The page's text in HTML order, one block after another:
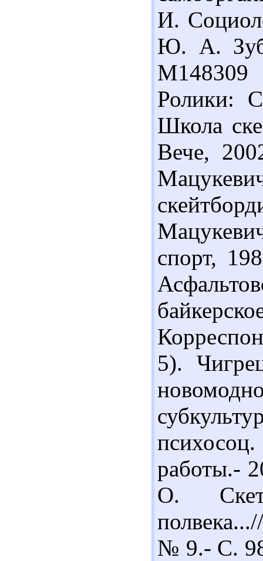
И.
Ю. А.
Ролики:
Школа
Вече,
спорт,
5).
работы.-
О.
№ 9.- С.